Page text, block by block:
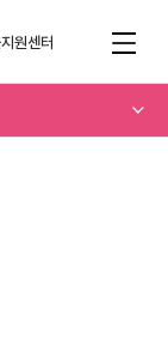
원센터